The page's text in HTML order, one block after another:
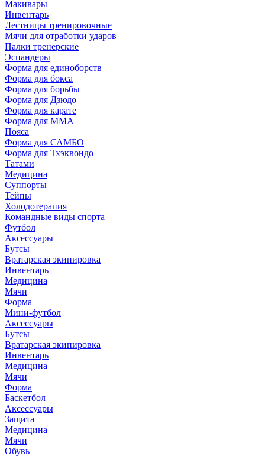
Макивары
Инвентарь
Лестницы тренировочные
Мячи для отработки ударов
Палки тренерские
Эспандеры
Форма для единоборств
Форма для бокса
Форма для борьбы
Форма для Дзюдо
Форма для карате
Форма для MMA
Пояса
Форма для САМБО
Форма для Тхэквондо
Татами
Медицина
Суппорты
Тейпы
Холодотерапия
Командные виды спорта
Футбол
Аксессуары
Бутсы
Вратарская экипировка
Инвентарь
Медицина
Мячи
Форма
Мини-футбол
Аксессуары
Бутсы
Вратарская экипировка
Инвентарь
Медицина
Мячи
Форма
Баскетбол
Аксессуары
Защита
Медицина
Мячи
Обувь